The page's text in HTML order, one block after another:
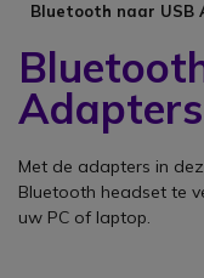
Bluetooth naar USB
Met de adapters in
Bluetooth headset te
uw PC of laptop.